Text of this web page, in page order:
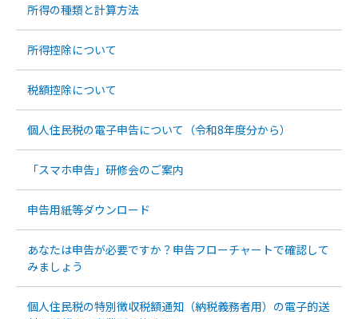
所得の種類と計算方法
所得控除について
税額控除について
個人住民税の電子申告について（令和8年度分から）
「スマホ申告」研修会のご案内
申告用紙等ダウンロード
あなたは申告が必要ですか？申告フローチャートで確認して
みましょう
個人住民税の特別徴収税額通知（納税義務者用）の電子的送